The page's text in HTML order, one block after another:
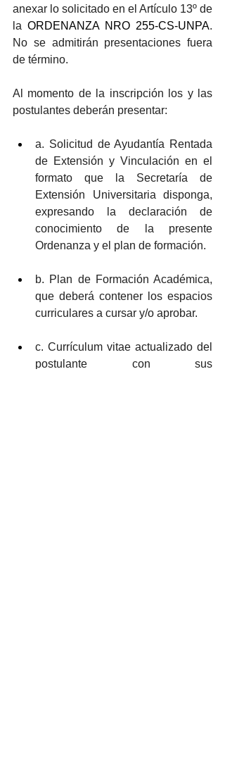
anexar lo solicitado en el Artículo 13º de
la ORDENANZA NRO 255-CS-UNPA.
No se admitirán presentaciones fuera
de término.
Al momento de la inscripción los y las
postulantes deberán presentar:
a. Solicitud de Ayudantía Rentada
de Extensión y Vinculación en el
formato que la Secretaría de
Extensión Universitaria disponga,
expresando la declaración de
conocimiento de la presente
Ordenanza y el plan de formación.
b. Plan de Formación Académica,
que deberá contener los espacios
curriculares a cursar y/o aprobar.
c. Currículum vitae actualizado del
postulante con sus